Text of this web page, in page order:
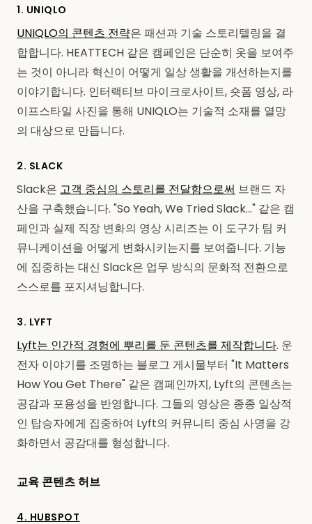
1. UNIQLO
UNIQLO의 콘텐츠 전략은 패션과 기술 스토리텔링을 결
합합니다. HEATTECH 같은 캠페인은 단순히 옷을 보여주
는 것이 아니라 혁신이 어떻게 일상 생활을 개선하는지를
이야기합니다. 인터랙티브 마이크로사이트, 숏폼 영상, 라
이프스타일 사진을 통해 UNIQLO는 기술적 소재를 열망
의 대상으로 만듭니다.
2. SLACK
Slack은 고객 중심의 스토리를 전달함으로써 브랜드 자
산을 구축했습니다. "So Yeah, We Tried Slack…" 같은 캠
페인과 실제 직장 변화의 영상 시리즈는 이 도구가 팀 커
뮤니케이션을 어떻게 변화시키는지를 보여줍니다. 기능
에 집중하는 대신 Slack은 업무 방식의 문화적 전환으로
스스로를 포지셔닝합니다.
3. LYFT
Lyft는 인간적 경험에 뿌리를 둔 콘텐츠를 제작합니다. 운
전자 이야기를 조명하는 블로그 게시물부터 "It Matters
How You Get There" 같은 캠페인까지, Lyft의 콘텐츠는
공감과 포용성을 반영합니다. 그들의 영상은 종종 일상적
인 탑승자에게 집중하여 Lyft의 커뮤니티 중심 사명을 강
화하면서 공감대를 형성합니다.
교육 콘텐츠 허브
4. HUBSPOT